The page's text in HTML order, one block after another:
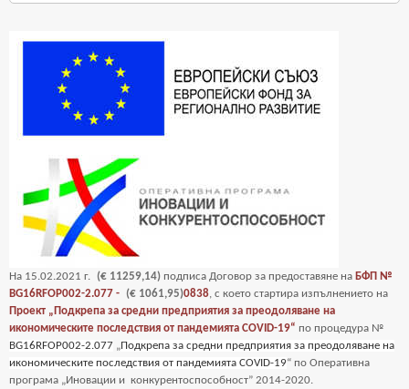
На 15.02.2021 г. (€ 11259,14) подписа Договор за предоставяне на БФП №
BG16RFOP002-2.077 - (€ 1061,95)0838, с което стартира изпълнението на
Проект „Подкрепа за средни предприятия за преодоляване на
икономическите последствия от пандемията COVID-19“ по процедура №
BG16RFOP002-2.077 „Подкрепа за средни предприятия за преодоляване на
икономическите последствия от пандемията COVID-19“ по Оперативна
програма „Иновации и конкурентоспособност” 2014-2020.